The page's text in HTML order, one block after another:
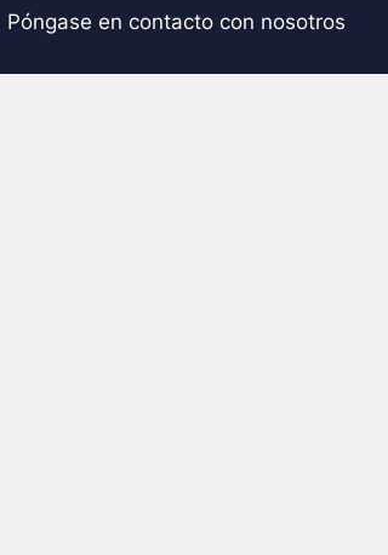
Póngase en contacto con nosotros